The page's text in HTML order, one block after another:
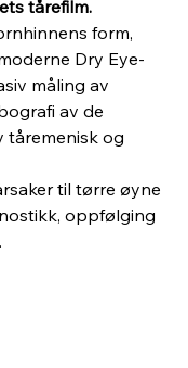
tårefilm.
form,
Dry Eye-
måling av
av de
tåremenisk og
til tørre øyne
oppfølging